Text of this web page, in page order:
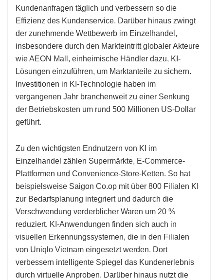
Kundenanfragen täglich und verbessern so die
Effizienz des Kundenservice. Darüber hinaus zwingt
der zunehmende Wettbewerb im Einzelhandel,
insbesondere durch den Markteintritt globaler Akteure
wie AEON Mall, einheimische Händler dazu, KI-
Lösungen einzuführen, um Marktanteile zu sichern.
Investitionen in KI-Technologie haben im
vergangenen Jahr branchenweit zu einer Senkung
der Betriebskosten um rund 500 Millionen US-Dollar
geführt.
Zu den wichtigsten Endnutzern von KI im
Einzelhandel zählen Supermärkte, E-Commerce-
Plattformen und Convenience-Store-Ketten. So hat
beispielsweise Saigon Co.op mit über 800 Filialen KI
zur Bedarfsplanung integriert und dadurch die
Verschwendung verderblicher Waren um 20 %
reduziert. KI-Anwendungen finden sich auch in
visuellen Erkennungssystemen, die in den Filialen
von Uniqlo Vietnam eingesetzt werden. Dort
verbessern intelligente Spiegel das Kundenerlebnis
durch virtuelle Anproben. Darüber hinaus nutzt die